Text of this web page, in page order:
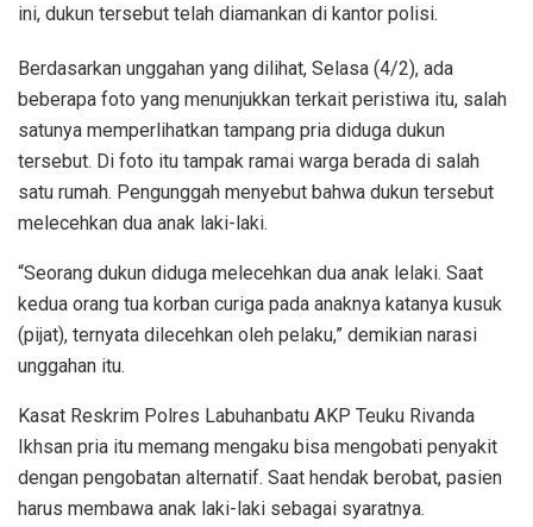
ini, dukun tersebut telah diamankan di kantor polisi.
Berdasarkan unggahan yang dilihat, Selasa (4/2), ada
beberapa foto yang menunjukkan terkait peristiwa itu, salah
satunya memperlihatkan tampang pria diduga dukun
tersebut. Di foto itu tampak ramai warga berada di salah
satu rumah. Pengunggah menyebut bahwa dukun tersebut
melecehkan dua anak laki-laki.
“Seorang dukun diduga melecehkan dua anak lelaki. Saat
kedua orang tua korban curiga pada anaknya katanya kusuk
(pijat), ternyata dilecehkan oleh pelaku,” demikian narasi
unggahan itu.
Kasat Reskrim Polres Labuhanbatu AKP Teuku Rivanda
Ikhsan pria itu memang mengaku bisa mengobati penyakit
dengan pengobatan alternatif. Saat hendak berobat, pasien
harus membawa anak laki-laki sebagai syaratnya.